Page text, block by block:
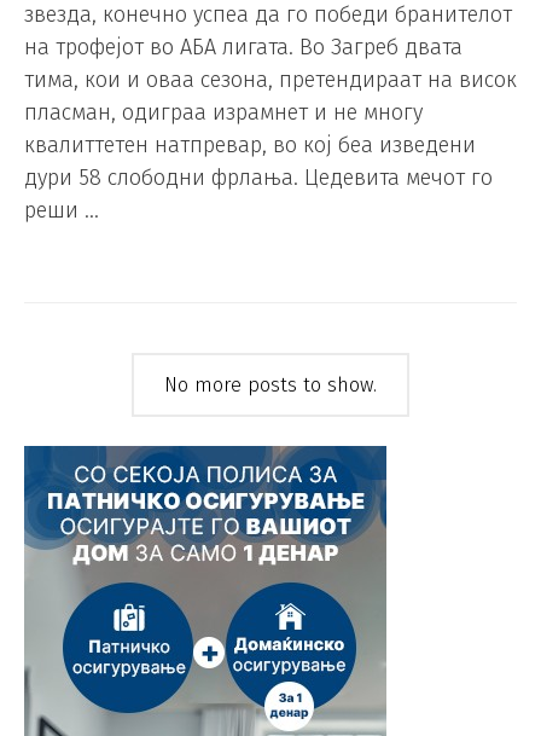
звезда, конечно успеа да го победи бранителот
на трофејот во АБА лигата. Во Загреб двата
тима, кои и оваа сезона, претендираат на висок
пласман, одиграа израмнет и не многу
квалиттетен натпревар, во кој беа изведени
дури 58 слободни фрлања. Цедевита мечот го
реши …
No more posts to show.